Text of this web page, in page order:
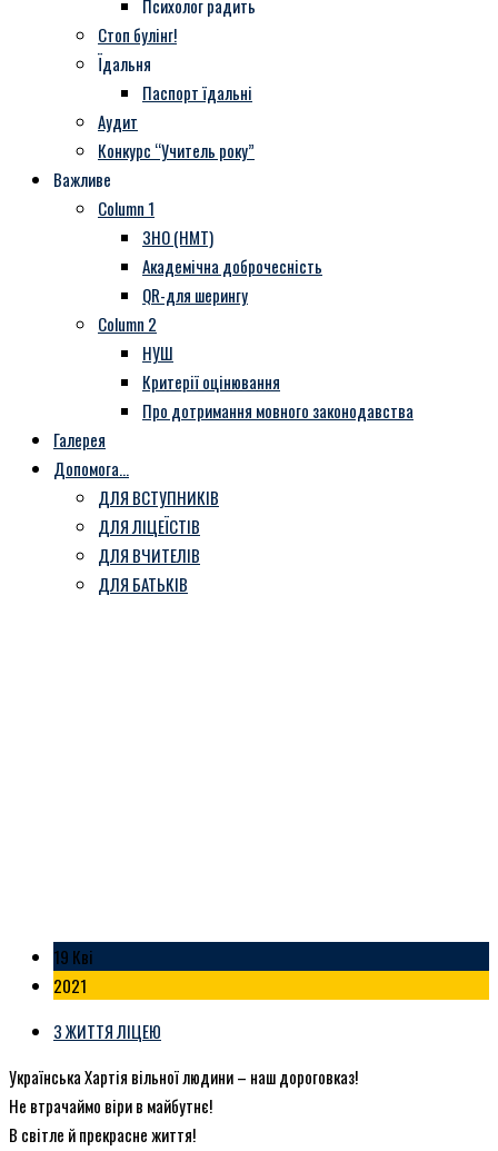
Психолог радить
Стоп булінг!
Їдальня
Паспорт їдальні
Аудит
Конкурс “Учитель року”
Важливе
Column 1
ЗНО (НМТ)
Академічна доброчесність
QR-для шерингу
Column 2
НУШ
Критерії оцінювання
Про дотримання мовного законодавства
Галерея
Допомога…
ДЛЯ ВСТУПНИКІВ
ДЛЯ ЛІЦЕЇСТІВ
ДЛЯ ВЧИТЕЛІВ
ДЛЯ БАТЬКІВ
19 Кві
2021
З ЖИТТЯ ЛІЦЕЮ
Українська Хартія вільної людини – наш дороговказ!
Не втрачаймо віри в майбутнє!
В світле й прекрасне життя!